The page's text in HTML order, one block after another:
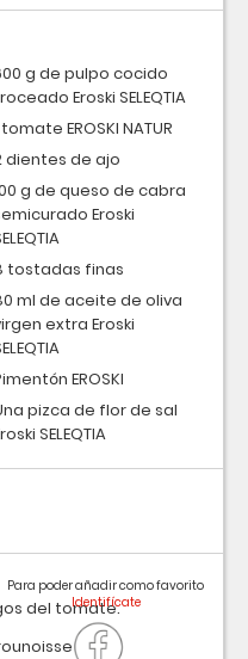
del tomate.
Para poder añadir como favorito
g de pulpo cocido
Eroski SELEQTIA
tomate EROSKI NATUR
dientes de ajo
g de queso de cabra
Eroski
tostadas finas
ml de aceite de oliva
extra Eroski
EROSKI
pizca de flor de sal
SELEQTIA